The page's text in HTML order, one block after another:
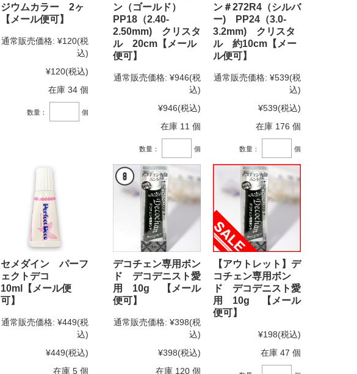
ジウムカラー 2ヶ
【メール便可】
通常販売価格: ¥120(税
込)
¥120(税込)
在庫 34 個
数量： 個
ン（ゴールド）
PP18（2.40-
2.50mm) クリスタ
ル 20cm【メール
便可】
通常販売価格: ¥946(税
込)
¥946(税込)
在庫 11 個
数量： 個
ン＃272R4（シルバ
ー) PP24（3.0-
3.2mm) クリスタ
ル 約10cm【メー
ル便可】
通常販売価格: ¥539(税
込)
¥539(税込)
在庫 176 個
数量： 個
セメダイン パーフ
ェクトデコ
10ml【メール便
可】
通常販売価格: ¥449(税
込)
¥449(税込)
在庫 5 個
デコチェン専用ボン
ド デコデニスト愛
用 10g 【メール
便可】
通常販売価格: ¥398(税
込)
¥398(税込)
在庫 120 個
【アウトレット】デ
コチェン専用ボン
ド デコデニスト愛
用 10g 【メール
便可】
¥198(税込)
在庫 47 個